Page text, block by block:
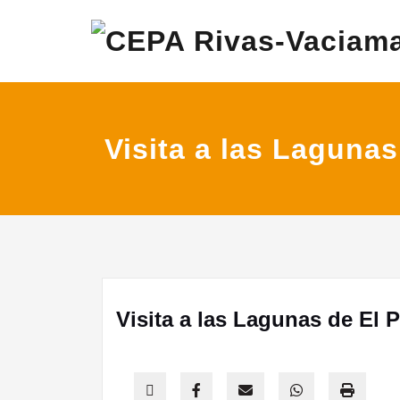
CEPA
Visita a las
Visita a las Lagunas de El